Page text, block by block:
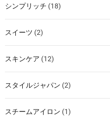
シンプリッチ (18)
スイーツ (2)
スキンケア (12)
スタイルジャパン (2)
スチームアイロン (1)